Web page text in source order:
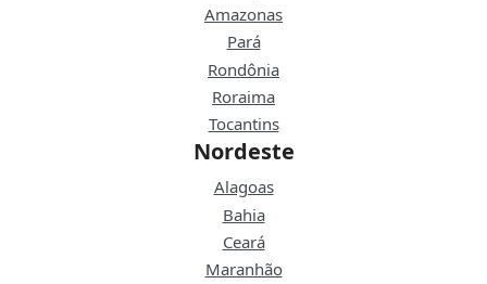
Amazonas
Pará
Rondônia
Roraima
Tocantins
Nordeste
Alagoas
Bahia
Ceará
Maranhão